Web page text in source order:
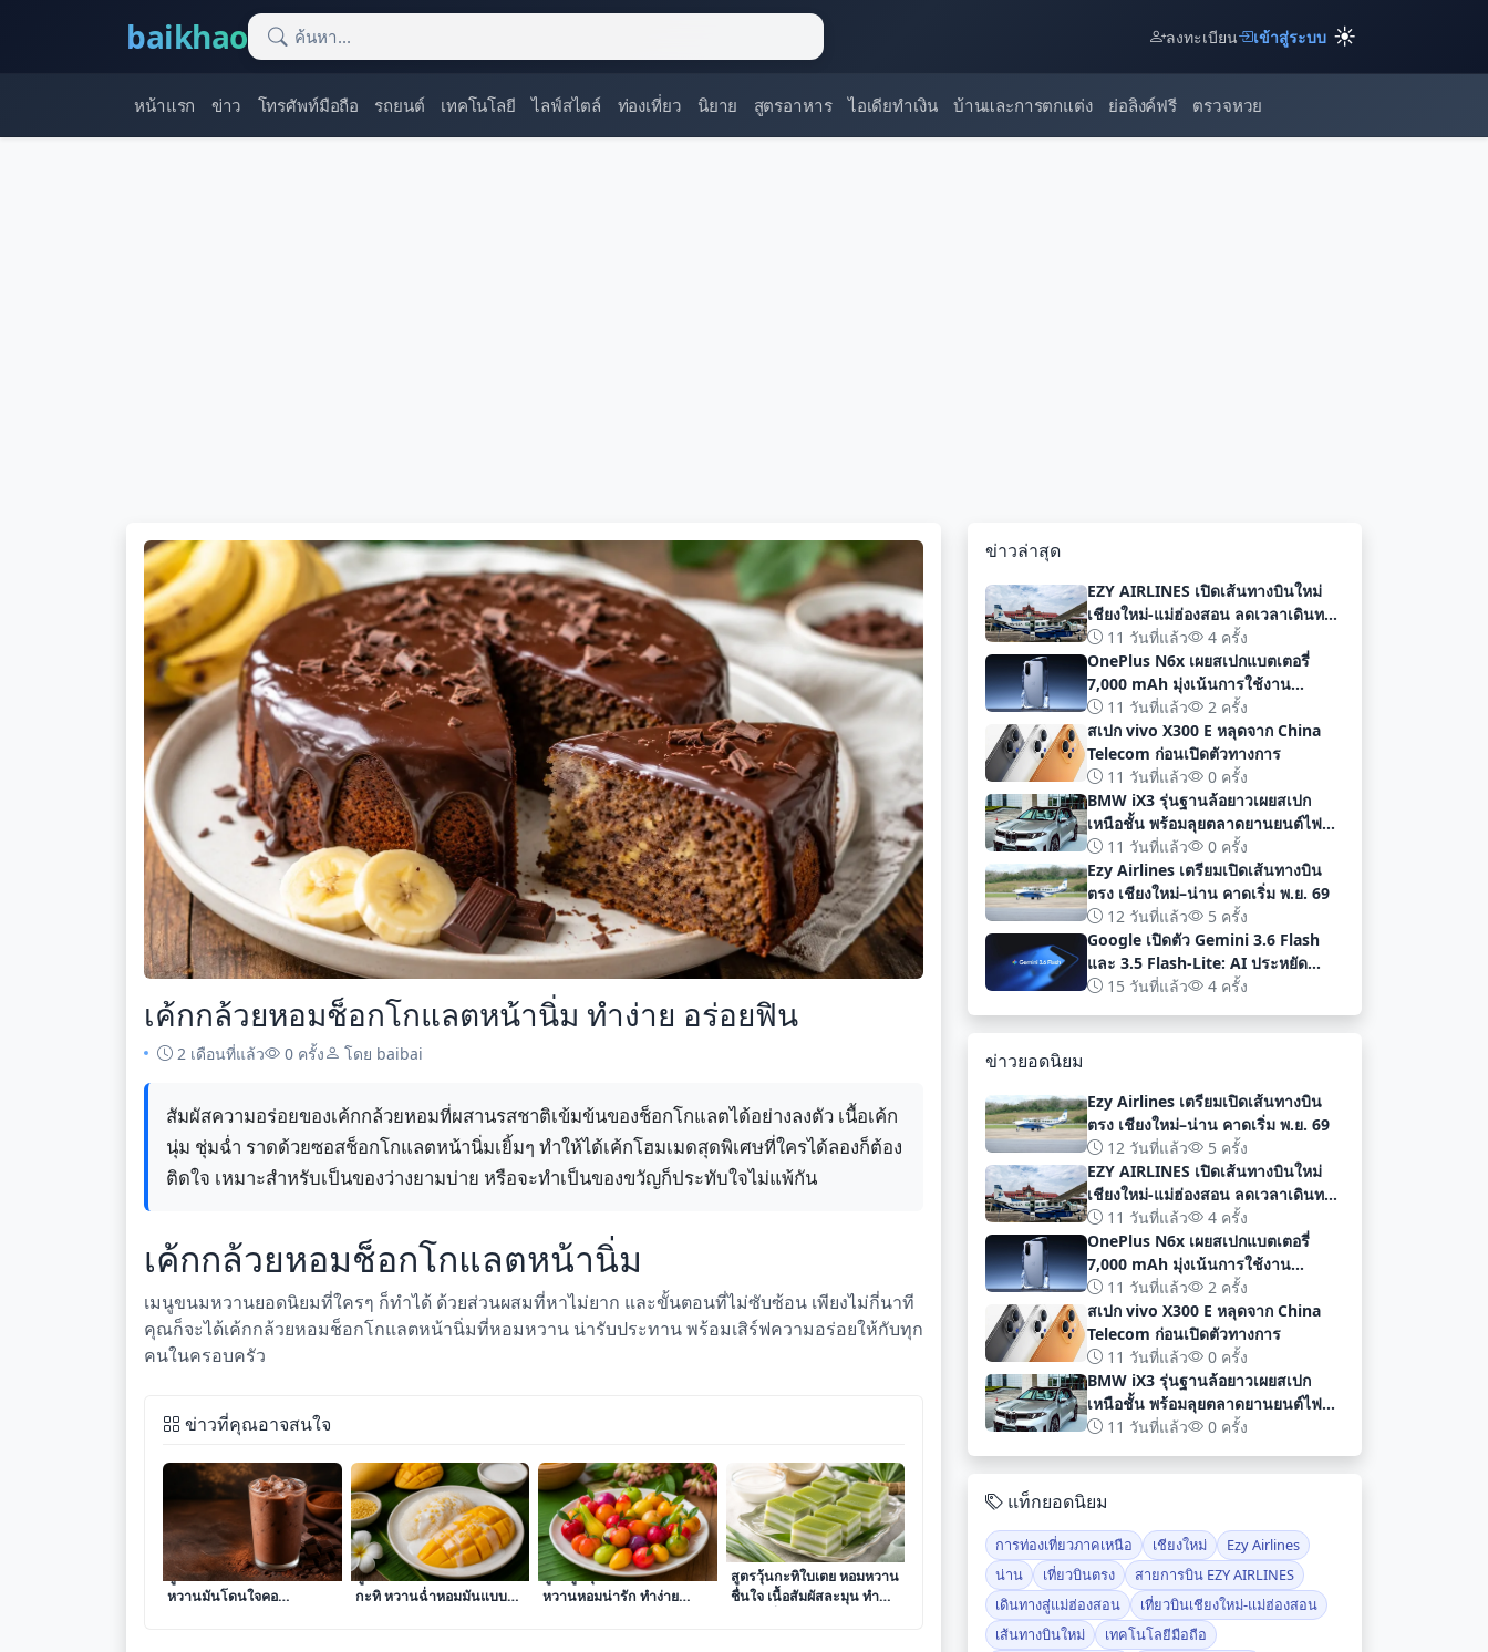
baikhao ลงทะเบียน เข้าสู่ระบบ ☀️
หน้าแรก ข่าว โทรศัพท์มือถือ รถยนต์ เทคโนโลยี ไลฟ์สไตล์ ท่องเที่ยว นิยาย สูตรอาหาร ไอเดียทำเงิน บ้านและการตกแต่ง ย่อลิงค์ฟรี ตรวจหวย
เค้กกล้วยหอมช็อกโกแลตหน้านิ่ม ทำง่าย อร่อยฟิน
2 เดือนที่แล้ว 0 ครั้ง โดย baibai
สัมผัสความอร่อยของเค้กกล้วยหอมที่ผสานรสชาติเข้มข้นของช็อกโกแลตได้อย่างลงตัว เนื้อเค้ก
นุ่ม ชุ่มฉ่ำ ราดด้วยซอสช็อกโกแลตหน้านิ่มเยิ้มๆ ทำให้ได้เค้กโฮมเมดสุดพิเศษที่ใครได้ลองก็ต้อง
ติดใจ เหมาะสำหรับเป็นของว่างยามบ่าย หรือจะทำเป็นของขวัญก็ประทับใจไม่แพ้กัน
เค้กกล้วยหอมช็อกโกแลตหน้านิ่ม
เมนูขนมหวานยอดนิยมที่ใครๆ ก็ทำได้ ด้วยส่วนผสมที่หาไม่ยาก และขั้นตอนที่ไม่ซับซ้อน เพียงไม่กี่นาที
คุณก็จะได้เค้กกล้วยหอมช็อกโกแลตหน้านิ่มที่หอมหวาน น่ารับประทาน พร้อมเสิร์ฟความอร่อยให้กับทุก
คนในครอบครัว
ข่าวที่คุณอาจสนใจ
สูตรโกโก้เย็นเข้มข้น รสชาติ
หวานมันโดนใจคอ
สูตรข้าวเหนียวมะม่วงน้ำ
กะทิ หวานฉ่ำหอมมันแบบ
สูตรลูกชุบ ผลไม้หลากสี
หวานหอมน่ารัก ทำง่าย
สูตรวุ้นกะทิใบเตย หอมหวาน
ชื่นใจ เนื้อสัมผัสละมุน ทำ
ข่าวล่าสุด
EZY AIRLINES เปิดเส้นทางบินใหม่
เชียงใหม่-แม่ฮ่องสอน ลดเวลาเดินทาง
เหลือเพียง 40 นาที
11 วันที่แล้ว
4 ครั้ง
OnePlus N6x เผยสเปกแบตเตอรี่
7,000 mAh มุ่งเน้นการใช้งาน
ยาวนานก่อนเปิดตัวอย่างเป็นทางการ
11 วันที่แล้ว
2 ครั้ง
สเปก vivo X300 E หลุดจาก China
Telecom ก่อนเปิดตัวทางการ
11 วันที่แล้ว
0 ครั้ง
BMW iX3 รุ่นฐานล้อยาวเผยสเปก
เหนือชั้น พร้อมลุยตลาดยานยนต์ไฟฟ้า
จีนด้วยระยะทาง 919 กม
11 วันที่แล้ว
0 ครั้ง
Ezy Airlines เตรียมเปิดเส้นทางบิน
ตรง เชียงใหม่–น่าน คาดเริ่ม พ.ย. 69
12 วันที่แล้ว
5 ครั้ง
Google เปิดตัว Gemini 3.6 Flash
และ 3.5 Flash-Lite: AI ประหยัด
ต้นทุน ประสิทธิภาพสูง สำหรับนัก
15 วันที่แล้ว 4 ครั้ง
ข่าวยอดนิยม
Ezy Airlines เตรียมเปิดเส้นทางบิน
ตรง เชียงใหม่–น่าน คาดเริ่ม พ.ย. 69
12 วันที่แล้ว
5 ครั้ง
EZY AIRLINES เปิดเส้นทางบินใหม่
เชียงใหม่-แม่ฮ่องสอน ลดเวลาเดินทาง
เหลือเพียง 40 นาที
11 วันที่แล้ว
4 ครั้ง
OnePlus N6x เผยสเปกแบตเตอรี่
7,000 mAh มุ่งเน้นการใช้งาน
ยาวนานก่อนเปิดตัวอย่างเป็นทางการ
11 วันที่แล้ว
2 ครั้ง
สเปก vivo X300 E หลุดจาก China
Telecom ก่อนเปิดตัวทางการ
11 วันที่แล้ว
0 ครั้ง
BMW iX3 รุ่นฐานล้อยาวเผยสเปก
เหนือชั้น พร้อมลุยตลาดยานยนต์ไฟฟ้า
จีนด้วยระยะทาง 919 กม
11 วันที่แล้ว 0 ครั้ง
แท็กยอดนิยม
การท่องเที่ยวภาคเหนือ เชียงใหม่
Ezy Airlines
น่าน
เที่ยวบินตรง
สายการบิน EZY AIRLINES
เดินทางสู่แม่ฮ่องสอน
เที่ยวบินเชียงใหม่-แม่ฮ่องสอน
เส้นทางบินใหม่
เทคโนโลยีมือถือ